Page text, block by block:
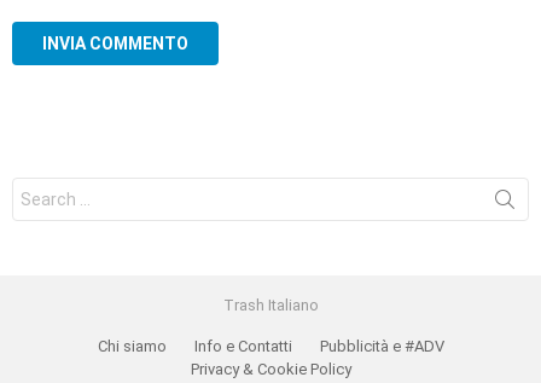
for:
Trash Italiano
Chi siamo Info e Contatti
Pubblicità e #ADV
Privacy & Cookie Policy